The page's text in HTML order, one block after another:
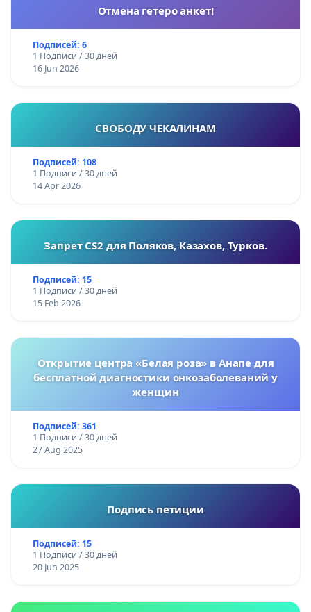
Отмена гетеро анкет!
Подписей: 6
1 Подписи / 30 дней
16 Jun 2026
СВОБОДУ ЧЕКАЛИНАМ
Подписей: 108
1 Подписи / 30 дней
14 Apr 2026
Запрет CS2 для Поляков, Казахов, Турков.
Подписей: 15
1 Подписи / 30 дней
15 Feb 2026
Открытие центра «Белая роза» в Анапе для
бесплатной диагностики онкозаболеваний у
женщин
Подписей: 361
1 Подписи / 30 дней
27 Aug 2025
Подпись петиции
Подписей: 15
1 Подписи / 30 дней
20 Jun 2025